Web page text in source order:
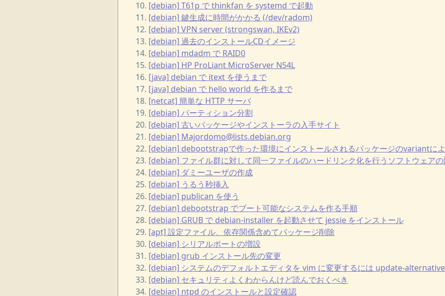
[debian] T61p で thinkfan を systemd で起動
[debian] 鍵生成に時間がかかる (/dev/radom)
[debian] VPN server (strongswan, IKEv2)
[debian] 過去のインストールCDイメージ
[debian] mdadm で RAID0
[debian] HP ProLiant MicroServer N54L
[java] debian で itext を使うまで
[java] debian で hello world を作るまで
[netcat] 簡単な HTTP サーバ
[debian] パーティション分割
[debian] 古いパッケージやインストーラの入手サイト
[debian] Majordomo@lists.debian.org
[debian] debootstrapで作った環境にインストールされるパッケージのvariantに
[debian] ファイル群に対して同一ファイルのハードリンク化を行うソフトウェア
[debian] ダミーユーザの作成
[debian] うるう秒挿入
[debian] publican を使う
[debian] debootstrap でブート可能なシステムを作る手順
[debian] GRUB で debian-installer を起動させて jessie をインストール
[apt] 設定ファイル、依存関係含めてパッケージ削除
[debian] シリアルポートの増設
[debian] grub インストール先の変更
[debian] システムのデフォルトエディタを vim に変更するには update-
[debian] セキュリティよくわからんけど読んでおくべき
[debian] ntpd のインストールと設定確認